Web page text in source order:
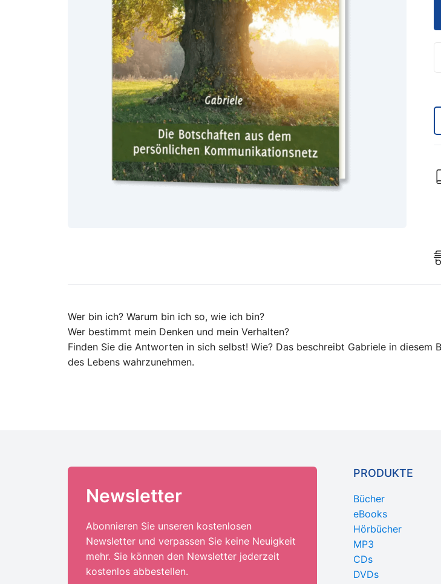
Wer bin ich? Warum bin ich so, wie ich bin?
Wer bestimmt mein Denken und mein Verhalten?
Finden Sie die Antworten in sich selbst! Wie? Das beschreibt Gabriele in
des Lebens wahrzunehmen.
Newsletter
Abonnieren Sie unseren kostenlosen
Newsletter und verpassen Sie keine Neuigkeit
mehr. Sie können den Newsletter jederzeit
kostenlos abbestellen.
PRODUKTE
Bücher
eBooks
Hörbücher
MP3
CDs
DVDs